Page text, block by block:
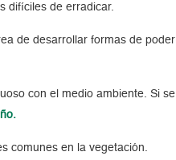
difíciles de erradicar.
de desarrollar formas de poder
con el medio ambiente. Si se
comunes en la vegetación.